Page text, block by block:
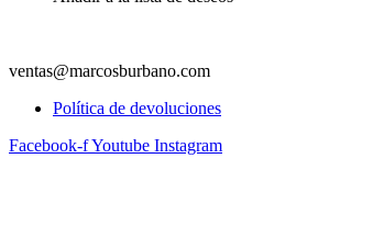
ventas@marcosburbano.com
Política de devoluciones
Facebook-fYoutube Instagram